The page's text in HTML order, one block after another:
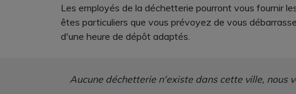
Les employés de la déchetterie pourront vous fournir
êtes particuliers que vous prévoyez de vous
d'une heure de dépôt adaptés.
Aucune déchetterie n'existe dans cette ville, nous